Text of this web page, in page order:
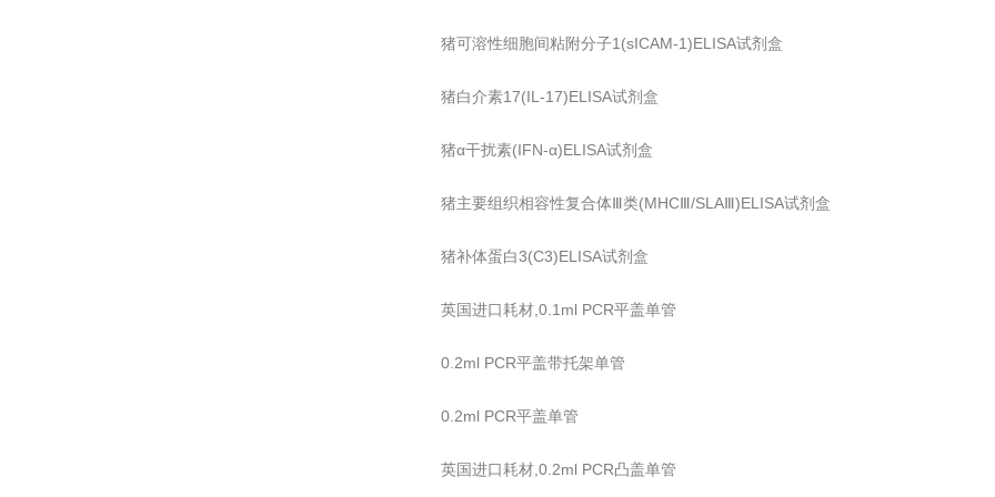
猪可溶性细胞间粘附分子1(sICAM-1)ELISA试剂盒
猪白介素17(IL-17)ELISA试剂盒
猪α干扰素(IFN-α)ELISA试剂盒
猪主要组织相容性复合体Ⅲ类(MHCⅢ/SLAⅢ)ELISA试剂盒
猪补体蛋白3(C3)ELISA试剂盒
英国进口耗材,0.1ml PCR平盖单管
0.2ml PCR平盖带托架单管
0.2ml PCR平盖单管
英国进口耗材,0.2ml PCR凸盖单管